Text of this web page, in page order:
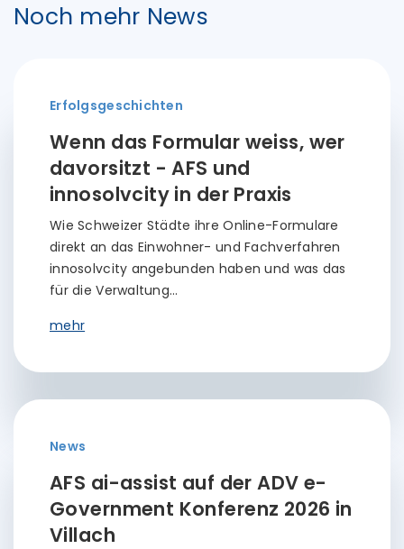
Noch mehr News
Erfolgsgeschichten
Wenn das Formular weiss, wer
davorsitzt - AFS und
innosolvcity in der Praxis
Wie Schweizer Städte ihre Online-Formulare
direkt an das Einwohner- und Fachverfahren
innosolvcity angebunden haben und was das
für die Verwaltung…
mehr
News
AFS ai-assist auf der ADV e-
Government Konferenz 2026 in
Villach